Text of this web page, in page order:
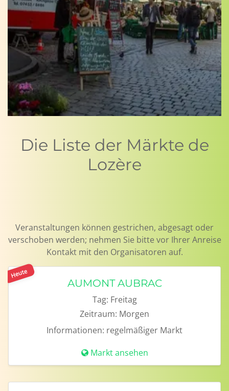
Die Liste der Märkte de
Lozère
Veranstaltungen können gestrichen, abgesagt oder
verschoben werden; nehmen Sie bitte vor Ihrer Anreise
Kontakt mit den Organisatoren auf.
Heute
AUMONT AUBRAC
Tag: Freitag
Zeitraum: Morgen
Informationen: regelmäßiger Markt
Markt ansehen